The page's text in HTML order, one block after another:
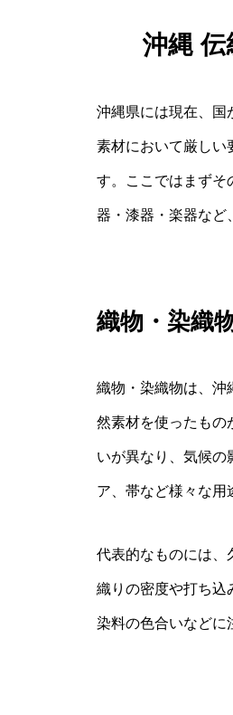
沖縄 伝
沖縄県には現在、国
素材において厳しい
す。ここではまずそ
器・漆器・楽器など
織物・染織
織物・染織物は、沖
然素材を使ったもの
いが異なり、気候の
ア、帯など様々な用
代表的なものには、
織りの密度や打ち込
染料の色合いなどに